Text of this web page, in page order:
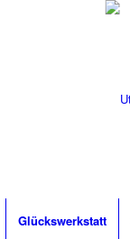
Glückswerkstatt